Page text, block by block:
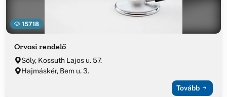
15718
Orvosi rendelő
Sóly, Kossuth Lajos u. 57.
Hajmáskér, Bem u. 3.
Tovább